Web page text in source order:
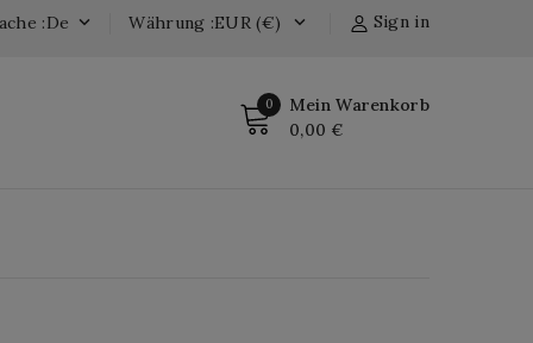
Sign in
Währung :EUR (€) 
:de 
0 Mein Warenkorb
0,00 €